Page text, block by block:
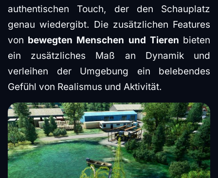
authentischen Touch, der den Schauplatz
genau wiedergibt. Die zusätzlichen Features
von bewegten Menschen und Tieren bieten
ein zusätzliches Maß an Dynamik und
verleihen der Umgebung ein belebendes
Gefühl von Realismus und Aktivität.